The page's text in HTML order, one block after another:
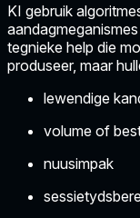
KI gebruik
tegnieke help die
produseer, maar
lewendige
volume of
nuusimpak